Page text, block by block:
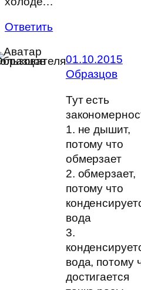
Ответить
01.10.2015
Образцов
Тут есть
1. не дышит,
потому что
обмерзает
2. обмерзает,
потому что
вода
3.
вода, потому
достигается